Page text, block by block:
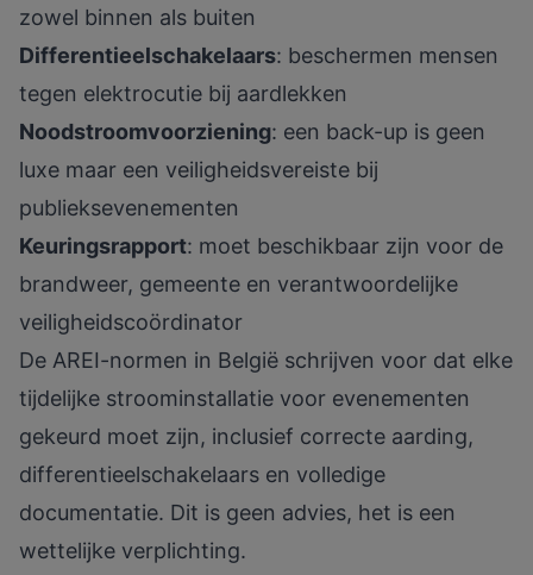
zowel binnen als buiten
Differentieelschakelaars: beschermen mensen
tegen elektrocutie bij aardlekken
Noodstroomvoorziening: een back-up is geen
luxe maar een veiligheidsvereiste bij
publieksevenementen
Keuringsrapport: moet beschikbaar zijn voor de
brandweer, gemeente en verantwoordelijke
veiligheidscoördinator
De AREI-normen in België schrijven voor dat elke
tijdelijke stroominstallatie voor evenementen
gekeurd moet zijn, inclusief correcte aarding,
differentieelschakelaars en volledige
documentatie. Dit is geen advies, het is een
wettelijke verplichting.